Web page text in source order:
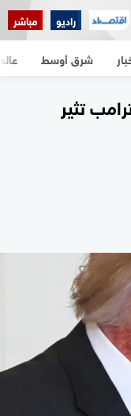
راديو مباشر
شرق أوسط
تثير